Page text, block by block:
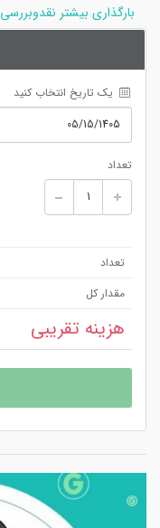
بارگذاری بیشتر نقدوبررسی
یک تاریخ انتخاب کنید
تعداد
تعداد
مقدار کل
هزینه تقریبی